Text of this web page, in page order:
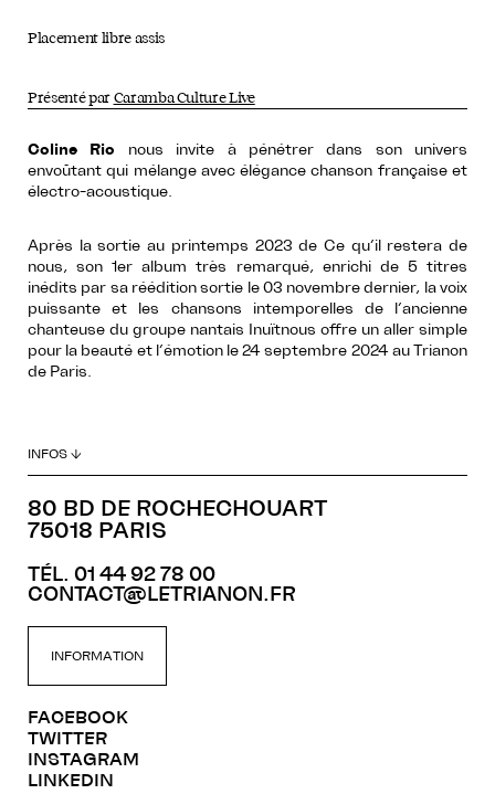
Coline Rio nous invite à pénétrer dans son univers
envoûtant qui mélange avec élégance chanson française et
électro-acoustique.
Après la sortie au printemps 2023 de Ce qu’il restera de
nous, son 1er album très remarqué, enrichi de 5 titres
inédits par sa réédition sortie le 03 novembre dernier, la voix
puissante et les chansons intemporelles de l’ancienne
chanteuse du groupe nantais Inuïtnous offre un aller simple
pour la beauté et l’émotion le 24 septembre 2024 au Trianon
de Paris.
Placement libre assis
Présenté par Caramba Culture Live
INFOS ↓
80 BD DE ROCHECHOUART
75018 PARIS
TÉL. 01 44 92 78 00
CONTACT@LETRIANON.FR
INFORMATION
FACEBOOK
TWITTER
INSTAGRAM
LINKEDIN